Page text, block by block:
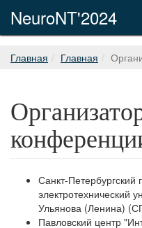
NeuroNT'2024
Главная Главная
Санкт-Петербургский
электротехнический
Ульянова (Ленина)
Павловский центр